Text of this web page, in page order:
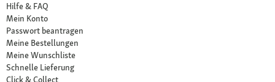
Hilfe & FAQ
Mein Konto
Passwort beantragen
Meine Bestellungen
Meine Wunschliste
Schnelle Lieferung
Click & Collect